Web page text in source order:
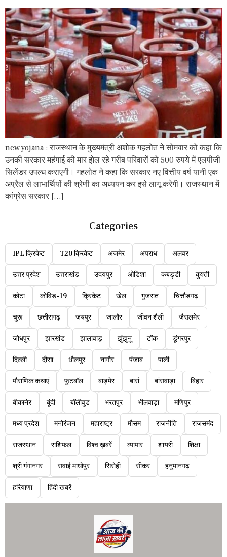
new yojana : राजस्थान के मुख्यमंत्री अशोक गहलोत ने सोमवार को कहा कि
उनकी सरकार महंगाई की मार झेल रहे गरीब परिवारों को 500 रुपये में एलपीजी
सिलेंडर उपल्ध कराएगी। गहलोत ने कहा कि सरकार नए वित्तीय वर्ष यानी एक
अप्रैल से लाभार्थियों की श्रेणी का अध्ययन कर इसे लागू करेगी। राजस्थान में
कांग्रेस सरकार […]
Categories
IPL क्रिकेट T20 क्रिकेट अजमेर अपराध अलवर
उत्तर प्रदेश उत्तराखंड उदयपुर ओडिशा कबड्डी कुश्ती
कोटा कोविड-19 क्रिकेट खेल गुजरात चित्तौड़गढ़
चुरू छत्तीसगढ़ जयपुर जालौर जीवन शैली जैसलमेर
जोधपुर झारखंड झालावाड़ झुंझुनू टोंक डूंगरपुर
दिल्ली दौसा धौलपुर नागौर पंजाब पाली
पौराणिक कथाएं फुटबॉल बाड़मेर बारां बांसवाड़ा बिहार
बीकानेर बूंदी बॉलीवुड भरतपुर भीलवाड़ा मणिपुर
मध्य प्रदेश मनोरंजन महाराष्ट्र मौसम राजनीति राजसमंद
राजस्थान राशिफल विश्व ख़बरें व्यापार शायरी शिक्षा
श्री गंगानगर सवाई माधोपुर सिरोही सीकर हनुमानगढ़
हरियाणा हिंदी खबरें